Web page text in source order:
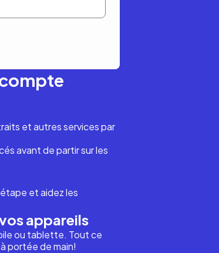
et autres services par
avant de partir sur les
et aidez les
appareils
ou tablette. Tout ce
portée de main!